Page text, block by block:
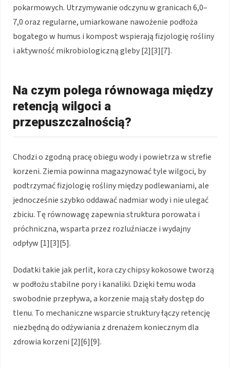
pokarmowych. Utrzymywanie odczynu w granicach 6,0–
7,0 oraz regularne, umiarkowane nawożenie podłoża
bogatego w humus i kompost wspierają fizjologię rośliny
i aktywność mikrobiologiczną gleby [2][3][7].
Na czym polega równowaga między
retencją wilgoci a
przepuszczalnością?
Chodzi o zgodną pracę obiegu wody i powietrza w strefie
korzeni. Ziemia powinna magazynować tyle wilgoci, by
podtrzymać fizjologię rośliny między podlewaniami, ale
jednocześnie szybko oddawać nadmiar wody i nie ulegać
zbiciu. Tę równowagę zapewnia struktura porowata i
próchniczna, wsparta przez rozluźniacze i wydajny
odpływ [1][3][5].
Dodatki takie jak perlit, kora czy chipsy kokosowe tworzą
w podłożu stabilne pory i kanaliki. Dzięki temu woda
swobodnie przepływa, a korzenie mają stały dostęp do
tlenu. To mechaniczne wsparcie struktury łączy retencję
niezbędną do odżywiania z drenażem koniecznym dla
zdrowia korzeni [2][6][9].